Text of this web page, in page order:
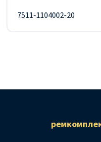
7511-1104002-20